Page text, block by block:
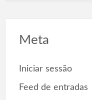
Meta
Iniciar sessão
Feed de entradas